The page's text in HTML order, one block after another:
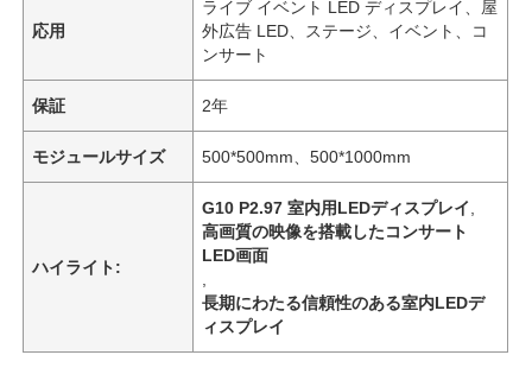
応用
ライブ イベント LED ディスプレイ、屋
外広告 LED、ステージ、イベント、コ
ンサート
保証 2年
モジュールサイズ 500*500mm、500*1000mm
ハイライト:
G10 P2.97 室内用LEDディスプレイ
高画質の映像を搭載したコンサート
LED画面
長期にわたる信頼性のある室内LEDデ
ィスプレイ